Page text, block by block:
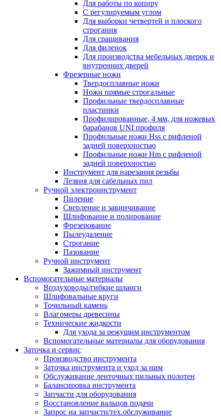
Для работы по копиру
С регулируемым углом
Для выборки четвертей и плоского
строгания
Для сращивания
Для филенок
Для производства мебельных дверок и
внутренних дверей
Фрезерные ножи
Твердосплавные ножи
Ножи прямые строгальные
Профильные твердосплавные
пластинки
Профилированные, 4 мм, для ножевых
барабанов UNI профиля
Профильные ножи Hss с рифленой
задней поверхностью
Профильные ножи Hm с рифленой
задней поверхностью
Инструмент для нарезания резьбы
Лезвия для сабельных пил
Ручной электроинструмент
Пиление
Сверление и завинчивание
Шлифование и полирование
Фрезерование
Пылеудаление
Строгание
Пазование
Ручной инструмент
Зажимный инструмент
Вспомогательные материалы
Воздуховоды/гибкие шланги
Шлифовальные круги
Точильный камень
Влагомеры древесины
Технические жидкости
Для ухода за режущим инструментом
Вспомогательные материалы для оборудования
Заточка и сервис
Производство инструмента
Заточка инструмента и уход за ним
Обслуживание ленточных пильных полотен
Балансировка инструмента
Запчасти для оборудования
Восстановление вальцов подачи
Запрос на запчасти/тех.обслуживание